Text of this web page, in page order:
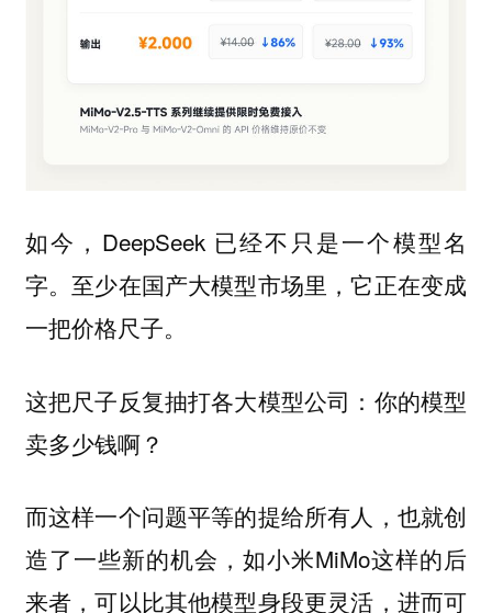
如今，DeepSeek 已经不只是一个模型名
字。至少在国产大模型市场里，它正在变成
一把价格尺子。
这把尺子反复抽打各大模型公司：你的模型
卖多少钱啊？
而这样一个问题平等的提给所有人，也就创
造了一些新的机会，如小米MiMo这样的后
来者，可以比其他模型身段更灵活，进而可